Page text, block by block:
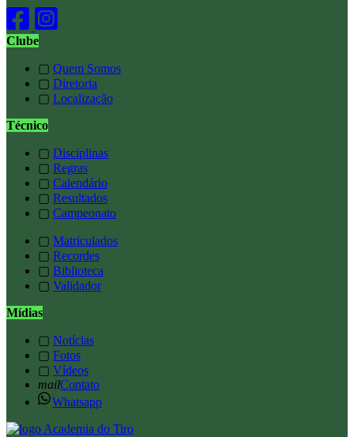
Clube
▢ Quem Somos
▢ Diretoria
▢ Localização
Técnico
▢ Disciplinas
▢ Regras
▢ Calendário
▢ Resultados
▢ Campeonato
▢ Matriculados
▢ Recordes
▢ Biblioteca
▢ Validador
Mídias
▢ Notícias
▢ Fotos
▢ Vídeos
mailContato
Whatsapp